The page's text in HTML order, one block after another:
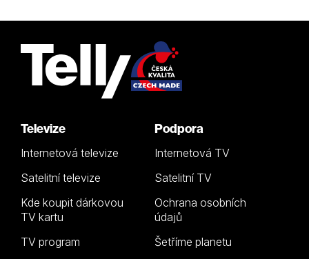
Televize
Internetová televize
Satelitní televize
Kde koupit dárkovou
TV kartu
TV program
Podpora
Internetová TV
Satelitní TV
Ochrana osobních
údajů
Šetříme planetu